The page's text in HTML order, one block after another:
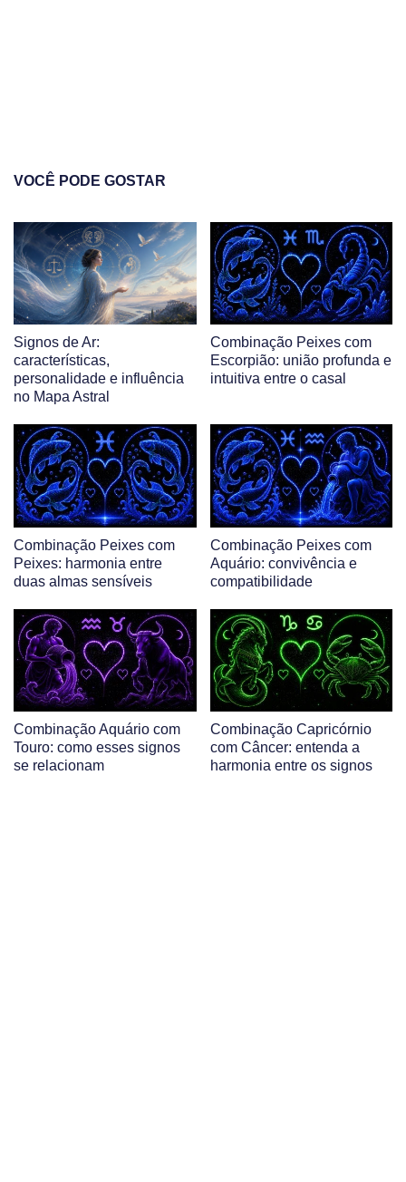
VOCÊ PODE GOSTAR
Signos de Ar:
características,
personalidade e influência
no Mapa Astral
Combinação Peixes com
Escorpião: união profunda e
intuitiva entre o casal
Combinação Peixes com
Peixes: harmonia entre
duas almas sensíveis
Combinação Peixes com
Aquário: convivência e
compatibilidade
Combinação Aquário com
Touro: como esses signos
se relacionam
Combinação Capricórnio
com Câncer: entenda a
harmonia entre os signos